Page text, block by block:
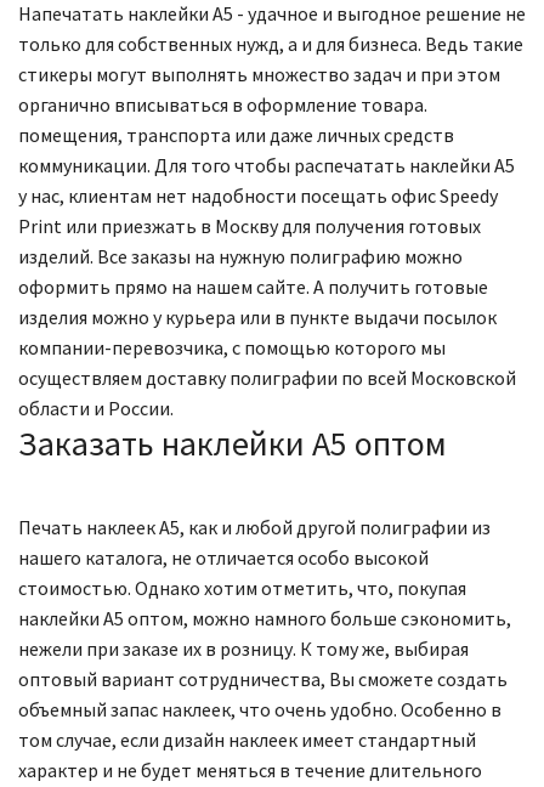
Напечатать наклейки А5 - удачное и выгодное решение не
только для собственных нужд, а и для бизнеса. Ведь такие
стикеры могут выполнять множество задач и при этом
органично вписываться в оформление товара.
помещения, транспорта или даже личных средств
коммуникации. Для того чтобы распечатать наклейки А5
у нас, клиентам нет надобности посещать офис Speedy
Print или приезжать в Москву для получения готовых
изделий. Все заказы на нужную полиграфию можно
оформить прямо на нашем сайте. А получить готовые
изделия можно у курьера или в пункте выдачи посылок
компании-перевозчика, с помощью которого мы
осуществляем доставку полиграфии по всей Московской
области и России.
Заказать наклейки А5 оптом
Печать наклеек А5, как и любой другой полиграфии из
нашего каталога, не отличается особо высокой
стоимостью. Однако хотим отметить, что, покупая
наклейки А5 оптом, можно намного больше сэкономить,
нежели при заказе их в розницу. К тому же, выбирая
оптовый вариант сотрудничества, Вы сможете создать
объемный запас наклеек, что очень удобно. Особенно в
том случае, если дизайн наклеек имеет стандартный
характер и не будет меняться в течение длительного